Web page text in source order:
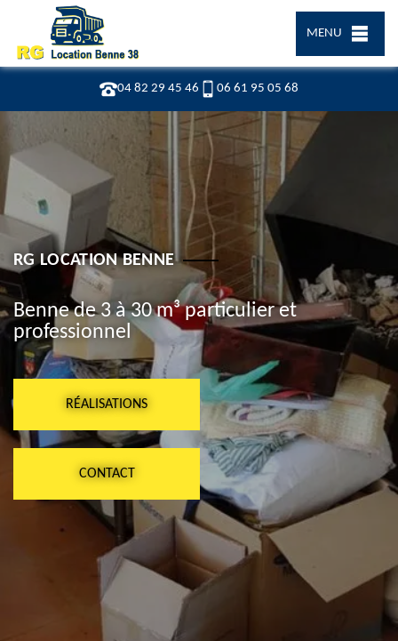
04 82 29 45 46 06 61 95 05 68
MENU
RG LOCATION BENNE
Benne de 3 à 30 m³ particulier et
professionnel
RÉALISATIONS
CONTACT